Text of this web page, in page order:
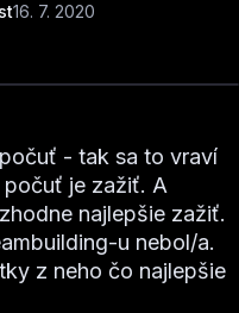
16. 7. 2020
- tak sa to vraví
je zažiť. A
najlepšie zažiť.
u nebol/a.
z neho čo najlepšie